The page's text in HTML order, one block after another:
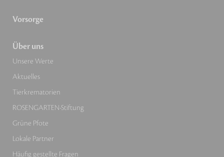
Vorsorge
Über uns
Unsere Werte
Aktuelles
Tierkrematorien
ROSENGARTEN-Stiftung
Grüne Pfote
Lokale Partner
Häufig gestellte Fragen